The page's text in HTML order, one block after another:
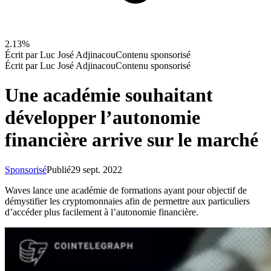
2.13%
Écrit parLuc José AdjinacouContenu sponsorisé
Écrit parLuc José AdjinacouContenu sponsorisé
Une académie souhaitant
développer l’autonomie
financière arrive sur le marché
SponsoriséPublié29 sept. 2022
Waves lance une académie de formations ayant pour objectif de
démystifier les cryptomonnaies afin de permettre aux particuliers
d’accéder plus facilement à l’autonomie financière.